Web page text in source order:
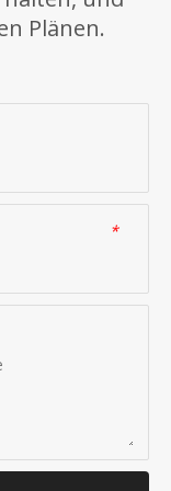
Plänen.
*